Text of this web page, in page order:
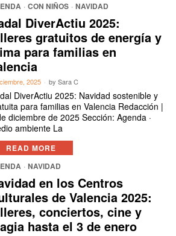
· CON NIÑOS · NAVIDAD
DiverActiu 2025:
gratuitos de energía y
para familias en
2025 bySara C
DiverActiu 2025: Navidad sostenible y
para familias en Valencia Redacción |
diciembre de 2025 Sección: Agenda ·
ambiente La
READ MORE
· NAVIDAD
en los Centros
de Valencia 2025:
conciertos, cine y
hasta el 3 de enero